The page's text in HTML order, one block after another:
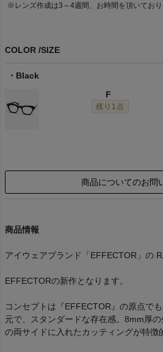
※レンズ作成は3～4週間、お時間を頂いており
COLOR SIZE
Black
F
残り1点
商品についてのお問
商品情報
アイウェアブランド「EFFECTOR」の
EFFECTORの新作となります。
コンセプトは『EFFECTOR』の原点で
元で、スタンダードな存在感。8mm厚
の両サイドに入れたカッティングが特徴